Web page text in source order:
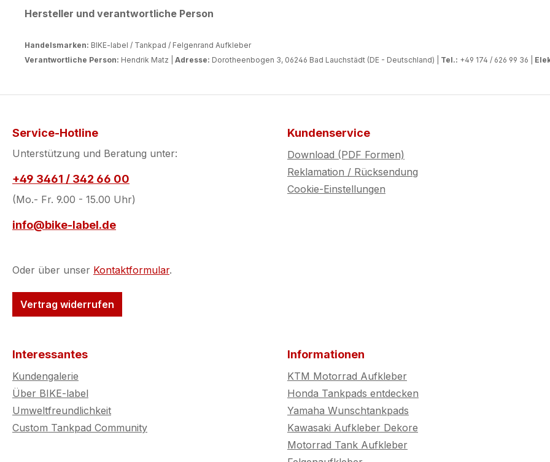
Hersteller und verantwortliche Person
Handelsmarken: BIKE-label / Tankpad / Felgenrand Aufkleber
Verantwortliche Person: Hendrik Matz | Adresse: Dorotheenbogen 3, 06246 Bad Lauchstädt (DE - Deutschland) | Tel.: +49 174 / 626 99 36 |
Service-Hotline
Unterstützung und Beratung unter:
+49 3461 / 342 66 00
(Mo.- Fr. 9.00 - 15.00 Uhr)
info@bike-label.de
Oder über unser Kontaktformular.
Vertrag widerrufen
Kundenservice
Download (PDF Formen)
Reklamation / Rücksendung
Cookie-Einstellungen
Interessantes
Kundengalerie
Über BIKE-label
Umweltfreundlichkeit
Custom Tankpad Community
Informationen
KTM Motorrad Aufkleber
Honda Tankpads entdecken
Yamaha Wunschtankpads
Kawasaki Aufkleber Dekore
Motorrad Tank Aufkleber